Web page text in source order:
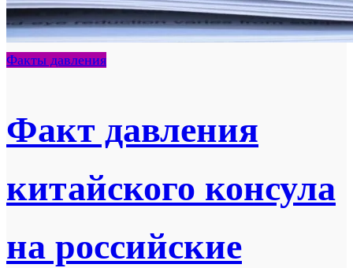
Факты давления
Факт давления
китайского консула
на российские